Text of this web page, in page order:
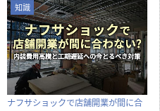
知識
ナフサショックで店舗開業が間に合